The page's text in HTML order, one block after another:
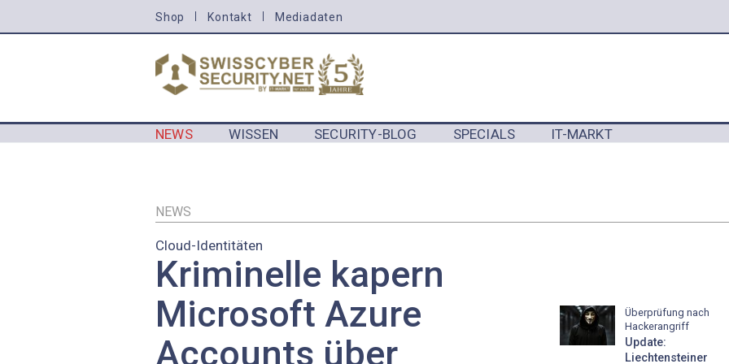
zum
MENU
Shop Kontakt Mediadaten
NEWS WISSEN SECURITY-BLOG SPECIALS IT-MARKT
NEWS
Cloud-Identitäten
Kriminelle kapern
Microsoft Azure
Accounts über
Überprüfung nach
Hackerangriff
Update:
Liechtensteiner